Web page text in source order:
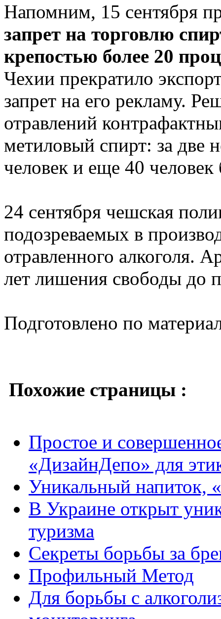
Напомним, 15 сентября
запрет на торговлю
крепостью более 20
Чехии прекратило
запрет на его рекламу.
отравлений
метиловый спирт: за две
человек и еще 40
24 сентября чешская
подозреваемых в
отравленного алкоголя.
лет лишения свободы до
Подготовлено по
Похожие страницы :
Простое и
«ДизайнДепо» для
Уникальный напиток,
В Украине открыт
туризма
Секреты борьбы за
Профильный Метод
Для борьбы с